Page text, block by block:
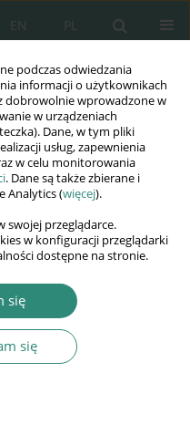
podczas odwiedzania
informacji o użytkownikach
dobrowolnie wprowadzone w
w urządzeniach
Dane, w tym pliki
usług, zapewnienia
w celu monitorowania
. Dane są także zbierane i
Analytics (więcej).
swojej przeglądarce.
w konfiguracji przeglądarki
dostępne na stronie.
się
się
PL
EN
– współczesne